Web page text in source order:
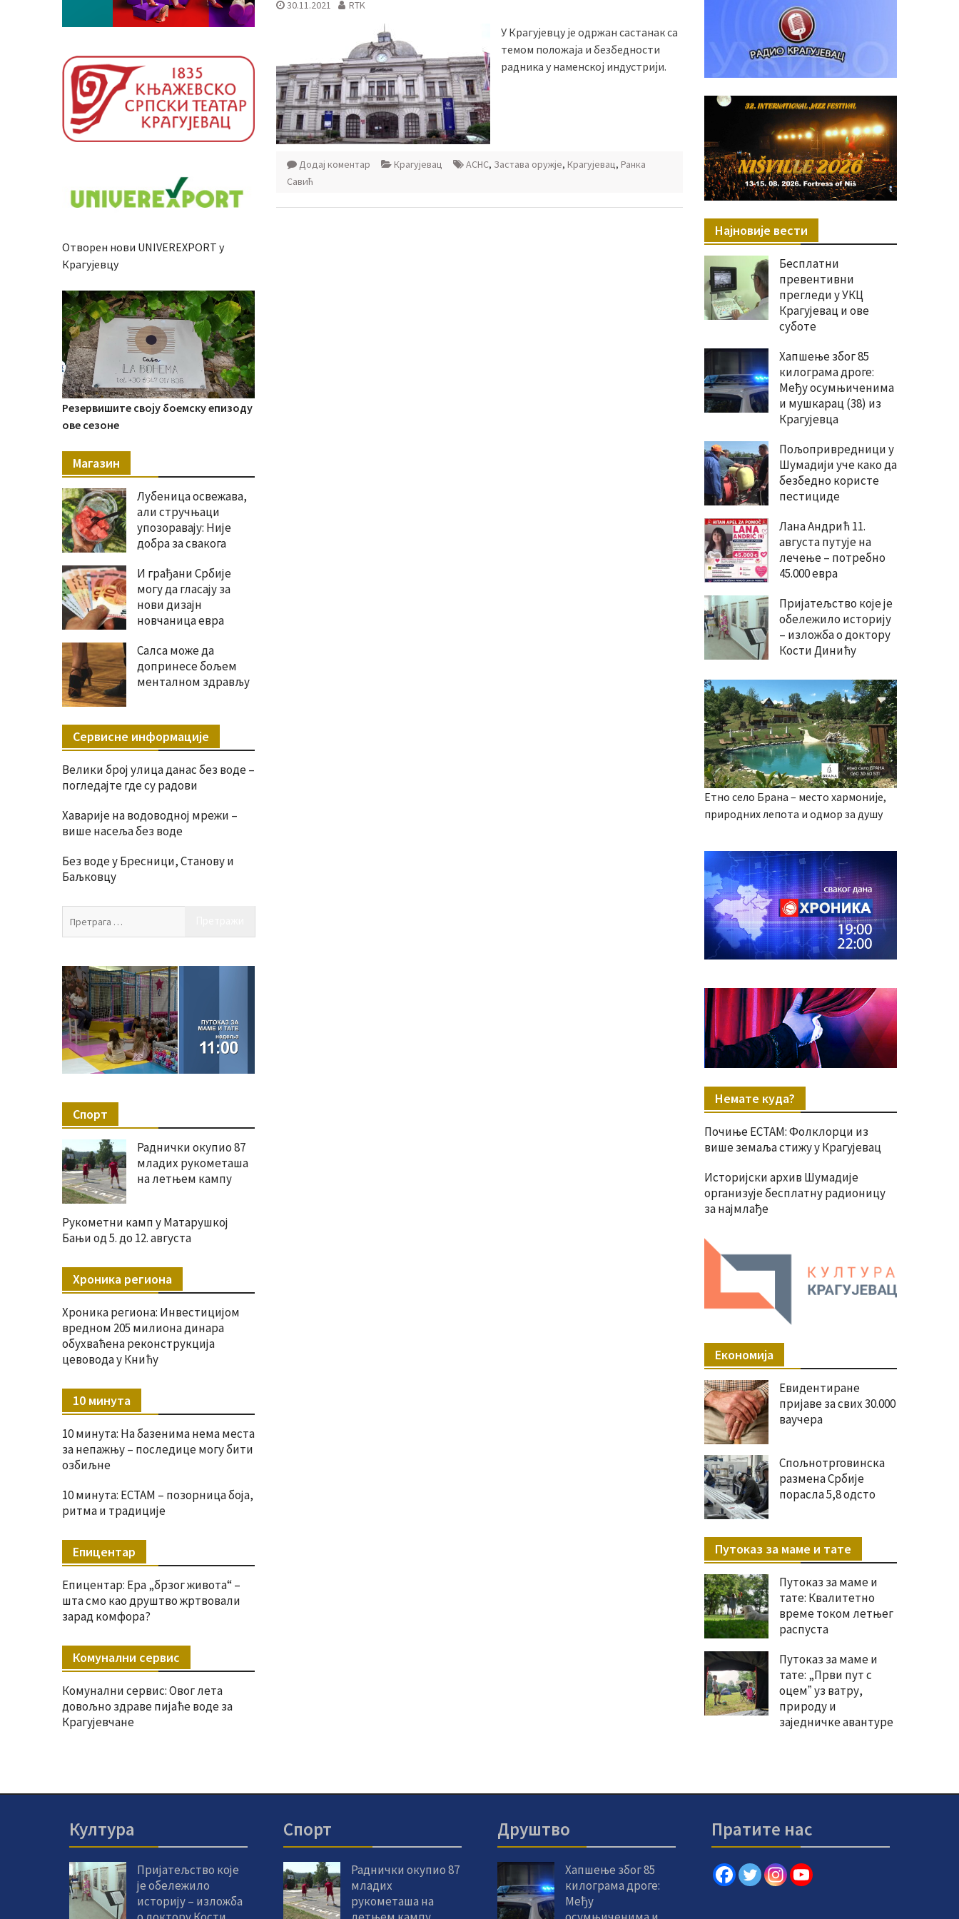
30.11.2021 RTK
У Крагујевцу је одржан састанак са
темом положаја и безбедности
радника у наменској индустрији.
Додај коментар Крагујевац АСНС, Застава оружје, Крагујевац, Ранка
Савић
Најновије вести
Бесплатни
превентивни
прегледи у УКЦ
Крагујевац и ове
суботе
Хапшење због 85
килограма дроге:
Међу осумњиченима
и мушкарац (38) из
Крагујевца
Пољопривредници у
Шумадији уче како да
безбедно користе
пестициде
Лана Андрић 11.
августа путује на
лечење – потребно
45.000 евра
Пријатељство које је
обележило историју
– изложба о доктору
Кости Динићу
Етно село Брана – место хармоније,
природних лепота и одмор за душу
Немате куда?
Почиње ЕСТАМ: Фолклорци из
више земаља стижу у Крагујевац
Историјски архив Шумадије
организује бесплатну радионицу
за најмлађе
Економија
Евидентиране
пријаве за свих 30.000
ваучера
Спољнотрговинска
размена Србије
порасла 5,8 одсто
Путоказ за маме и тате
Путоказ за маме и
тате: Квалитетно
време током летњег
распуста
Путоказ за маме и
тате: „Први пут с
оцемˮ уз ватру,
природу и
заједничке авантуре
Отворен нови UNIVEREXPORT у
Крагујевцу
Резервишите своју боемску епизоду
ове сезоне
Магазин
Лубеница освежава,
али стручњаци
упозоравају: Није
добра за свакога
И грађани Србије
могу да гласају за
нови дизајн
новчаница евра
Салса може да
допринесе бољем
менталном здрављу
Сервисне информације
Велики број улица данас без воде –
погледајте где су радови
Хаварије на водоводној мрежи –
више насеља без воде
Без воде у Бресници, Станову и
Баљковцу
Спорт
Раднички окупио 87
младих рукометаша
на летњем кампу
Рукометни камп у Матарушкој
Бањи од 5. до 12. августа
Хроника региона
Хроника региона: Инвестицијом
вредном 205 милиона динара
обухваћена реконструкција
цевовода у Книћу
10 минута
10 минута: На базенима нема места
за непажњу – последице могу бити
озбиљне
10 минута: ЕСТАМ – позорница боја,
ритма и традиције
Епицентар
Епицентар: Ера „брзог живота“ –
шта смо као друштво жртвовали
зарад комфора?
Комунални сервис
Комунални сервис: Овог лета
довољно здраве пијаће воде за
Крагујевчане
Култура
Пријатељство које
је обележило
историју – изложба
Спорт
Раднички окупио 87
младих
рукометаша на
Друштво
Хапшење због 85
килограма дроге:
Међу
Пратите нас